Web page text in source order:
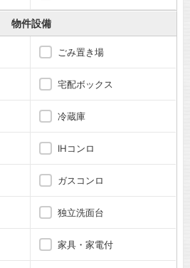
物件設備
ごみ置き場
宅配ボックス
冷蔵庫
IHコンロ
ガスコンロ
独立洗面台
家具・家電付